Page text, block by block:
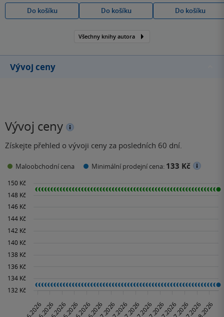
Do košíku
Do košíku
Do košíku
Všechny knihy autora
Vývoj ceny
Vývoj ceny
Získejte přehled o vývoji ceny za posledních 60 dní.
Maloobchodní cena Minimální prodejní cena: 133 Kč